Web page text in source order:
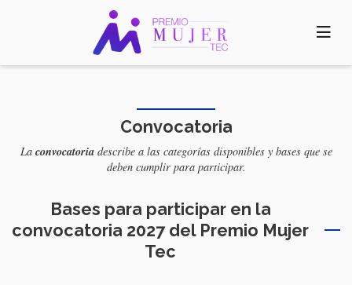
Convocatoria
La convocatoria describe a las categorías disponibles y bases que se
deben cumplir para participar.
Bases para participar en la
convocatoria 2027 del Premio Mujer
Tec